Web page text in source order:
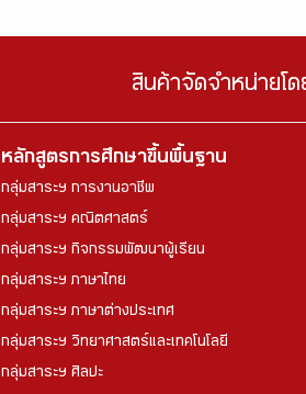
สินค้าจัดจำหน่ายโ
หลักสูตรการศึกษาขึ้นพื้นฐาน
กลุ่มสาระฯ การงานอาชีพ
กลุ่มสาระฯ คณิตศาสตร์
กลุ่มสาระฯ กิจกรรมพัฒนาผู้เรียน
กลุ่มสาระฯ ภาษาไทย
กลุ่มสาระฯ ภาษาต่างประเทศ
กลุ่มสาระฯ วิทยาศาสตร์และเทคโนโลยี
กลุ่มสาระฯ ศิลปะ